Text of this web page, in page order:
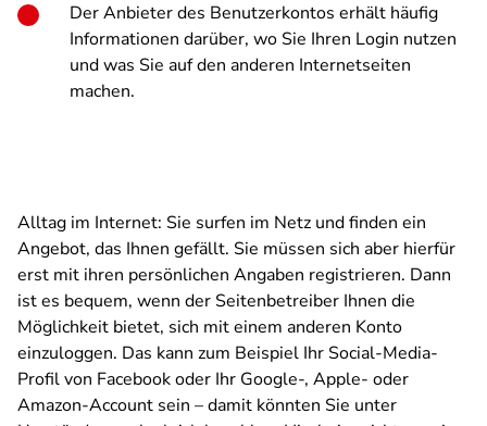
Der Anbieter des Benutzerkontos erhält häufig
Informationen darüber, wo Sie Ihren Login nutzen
und was Sie auf den anderen Internetseiten
machen.
Alltag im Internet: Sie surfen im Netz und finden ein
Angebot, das Ihnen gefällt. Sie müssen sich aber hierfür
erst mit ihren persönlichen Angaben registrieren. Dann
ist es bequem, wenn der Seitenbetreiber Ihnen die
Möglichkeit bietet, sich mit einem anderen Konto
einzuloggen. Das kann zum Beispiel Ihr Social-Media-
Profil von Facebook oder Ihr Google-, Apple- oder
Amazon-Account sein – damit könnten Sie unter